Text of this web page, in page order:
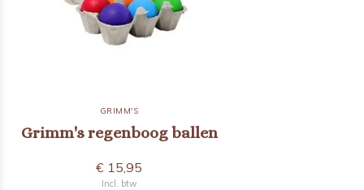
GRIMM'S
Grimm's regenboog ballen
€ 15,95
Incl. btw